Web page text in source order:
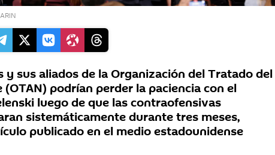
y sus aliados de la Organización del Tratado del
podrían perder la paciencia con el
luego de que las contraofensivas
sistemáticamente durante tres meses,
publicado en el medio estadounidense